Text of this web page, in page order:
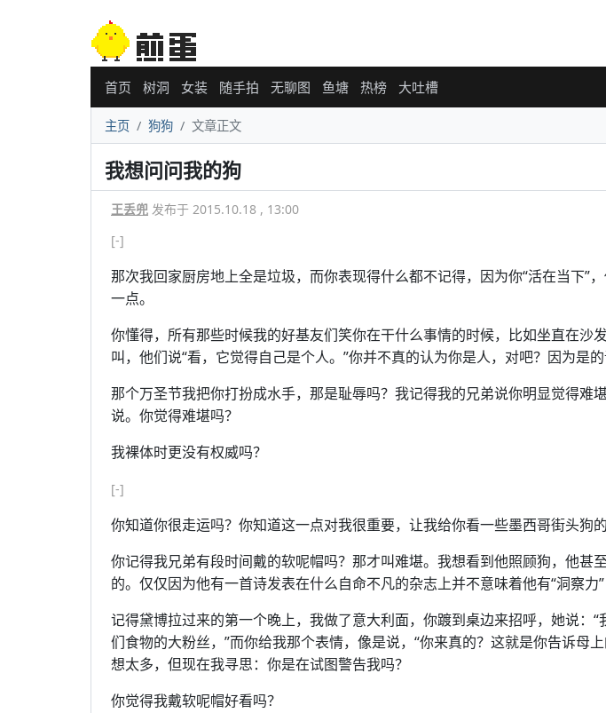
首页 树洞 女装 随手拍 无聊图 鱼塘 热榜 大吐槽
主页 狗狗 文章正文
我想问问我的狗
王丢兜 发布于 2015.10.18 , 13:00
[-]
那次我回家厨房地上全是垃圾，而你表现得什么都不记得，因为你“活在当下”
一点。
你懂得，所有那些时候我的好基友们笑你在干什么事情的时候，比如坐直在沙
叫，他们说“看，它觉得自己是个人。”你并不真的认为你是人，对吧？因为是的
那个万圣节我把你打扮成水手，那是耻辱吗？我记得我的兄弟说你明显觉得难
说。你觉得难堪吗？
我裸体时更没有权威吗？
[-]
你知道你很走运吗？你知道这一点对我很重要，让我给你看一些墨西哥街头狗的
你记得我兄弟有段时间戴的软呢帽吗？那才叫难堪。我想看到他照顾狗，他甚
的。仅仅因为他有一首诗发表在什么自命不凡的杂志上并不意味着他有“洞察力”
记得黛博拉过来的第一个晚上，我做了意大利面，你踱到桌边来招呼，她说：
们食物的大粉丝，”而你给我那个表情，像是说，“你来真的？这就是你告诉母
想太多，但现在我寻思：你是在试图警告我吗？
你觉得我戴软呢帽好看吗？